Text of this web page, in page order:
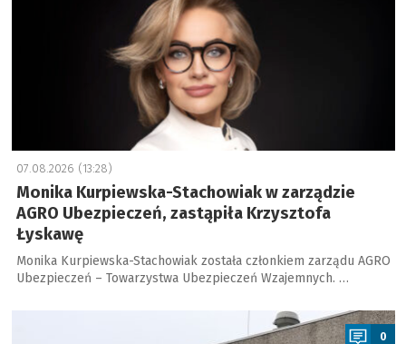
07.08.2026 (13:28)
Monika Kurpiewska-Stachowiak w zarządzie
AGRO Ubezpieczeń, zastąpiła Krzysztofa
Łyskawę
Monika Kurpiewska-Stachowiak została członkiem zarządu AGRO
Ubezpieczeń – Towarzystwa Ubezpieczeń Wzajemnych. …
0